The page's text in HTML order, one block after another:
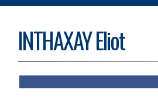
INTHAXAY Eliot